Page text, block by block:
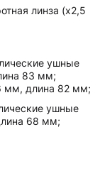
линза (х2,5
ушные
83 мм;
мм, длина 82 мм;
ушные
68 мм;